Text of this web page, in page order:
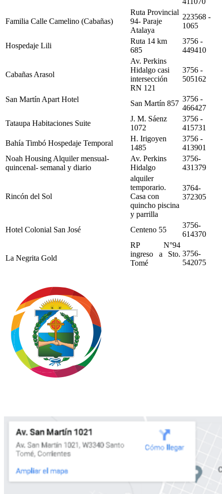
Familia Calle Camelino (Cabañas)
Ruta Provincial
94- Paraje
Atalaya
223568 -
1065
Hospedaje Lili
Ruta 14 km
685
3756 -
449410
Cabañas Arasol
Av. Perkins
Hidalgo casi
intersección
RN 121
3756 -
505162
San Martín Apart Hotel San Martín 857
3756 -
466427
Tataupa Habitaciones Suite
J. M. Sáenz
1072
3756 -
415731
Bahía Timbó Hospedaje Temporal
H. Irigoyen
1485
3756 -
413901
Noah Housing Alquiler mensual-
quincenal- semanal y diario
Av. Perkins
Hidalgo
3756-
431379
Rincón del Sol
alquiler
temporario.
Casa con
quincho piscina
y parrilla
3764-
372305
Hotel Colonial San José Centeno 55
3756-
614370
La Negrita Gold
RP N°94
ingreso a Sto.
Tomé
3756-
542075